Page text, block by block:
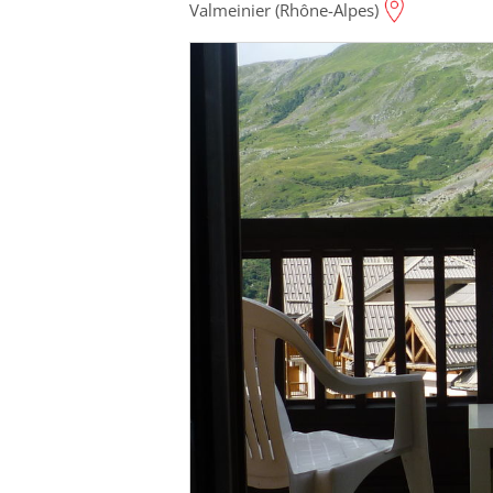
Valmeinier (Rhône-Alpes)